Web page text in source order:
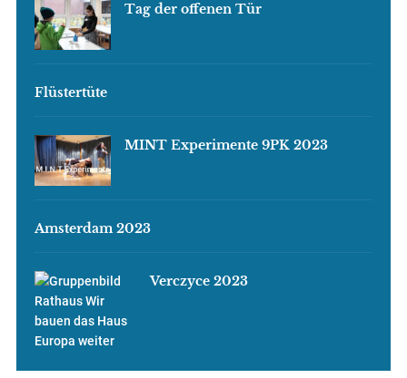
Tag der offenen Tür
Flüstertüte
MINT Experimente 9PK 2023
Amsterdam 2023
Verczyce 2023